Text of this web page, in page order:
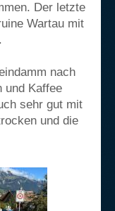
Der letzte
Wartau mit
nach
und Kaffee
sehr gut mit
und die